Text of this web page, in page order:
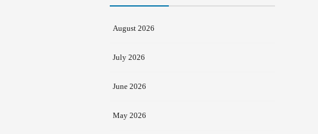
August 2026
July 2026
June 2026
May 2026